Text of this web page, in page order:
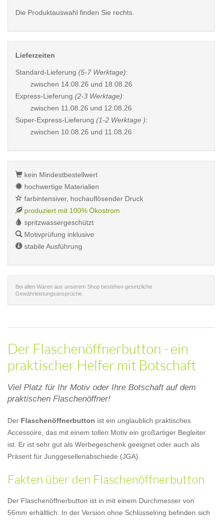
Die Produktauswahl finden Sie rechts.
Lieferzeiten
Standard-Lieferung (5-7 Werktage):
zwischen 14.08.26 und 18.08.26
Express-Lieferung (2-3 Werktage):
zwischen 11.08.26 und 12.08.26
Super-Express-Lieferung (1-2 Werktage ):
zwischen 10.08.26 und 11.08.26
kein Mindestbestellwert
hochwertige Materialien
farbintensiver, hochauflösender Druck
produziert mit 100% Ökostrom
spritzwassergeschützt
Motivprüfung inklusive
stabile Ausführung
Bei allen Waren aus unserem Shop bestehen gesetzliche
Gewährleistungsansprüche.
Der Flaschenöffnerbutton - ein
praktischer Helfer mit Botschaft
Viel Platz für Ihr Motiv oder Ihre Botschaft auf dem
praktischen Flaschenöffner!
Der Flaschenöffnerbutton ist ein unglaublich praktisches
Accessoire, das mit einem tollen Motiv ein großartiger Begleiter
ist. Er ist sehr gut als Werbegeschenk geeignet oder auch als
Präsent für Junggesellenabschiede (JGA).
Fakten über den Flaschenöffnerbutton
Der Flaschenöffnerbutton ist in mit einem Durchmesser von
56mm erhältlich. In der Version ohne Schlüsselring befinden sich